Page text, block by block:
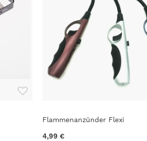
Flammenanzünder Flexi
4,99 €